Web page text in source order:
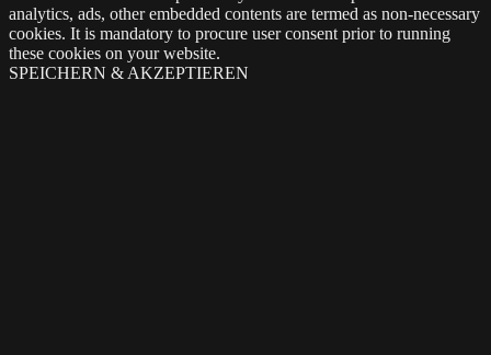
analytics, ads, other embedded contents are termed as non-necessary
cookies. It is mandatory to procure user consent prior to running
these cookies on your website.
SPEICHERN & AKZEPTIEREN